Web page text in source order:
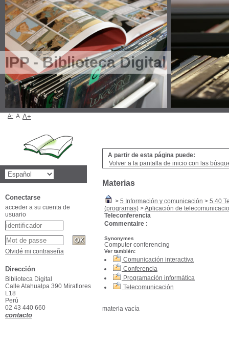
IPP - Biblioteca Digital
A partir de esta página puede:
Volver a la pantalla de inicio con las
Materias
> 5 Información y comunicación > 5.40
(programas) >Aplicación de
Teleconferencia
Commentaire :
Synonymes
Computer conferencing
Ver también:
Comunicación interactiva
Conferencia
Programación informática
Telecomunicación
materia vacía
A- A A+
Conectarse
acceder a su cuenta de
usuario
Olvidé mi contraseña
Dirección
Biblioteca Digital
Calle Atahualpa 390 Miraflores
L18
Perú
02 43 440 660
contacto